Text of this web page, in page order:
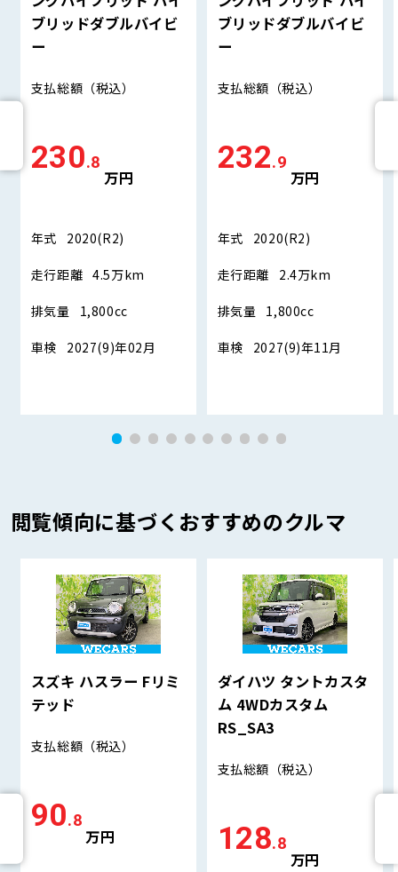
ブリッドダブルバイビ
ー
支払総額 （税込）
230.8
万円
年式 2020(R2)
走行距離 4.5万km
排気量 1,800cc
車検 2027(9)年02月
ブリッドダブルバイビ
ー
支払総額 （税込）
232.9
万円
年式 2020(R2)
走行距離 2.4万km
排気量 1,800cc
車検 2027(9)年11月
閲覧傾向に基づくおすすめのクルマ
スズキ ハスラー Fリミ
テッド
支払総額 （税込）
90.8
万円
ダイハツ タントカスタ
ム 4WDカスタム
RS_SA3
支払総額 （税込）
128.8
万円